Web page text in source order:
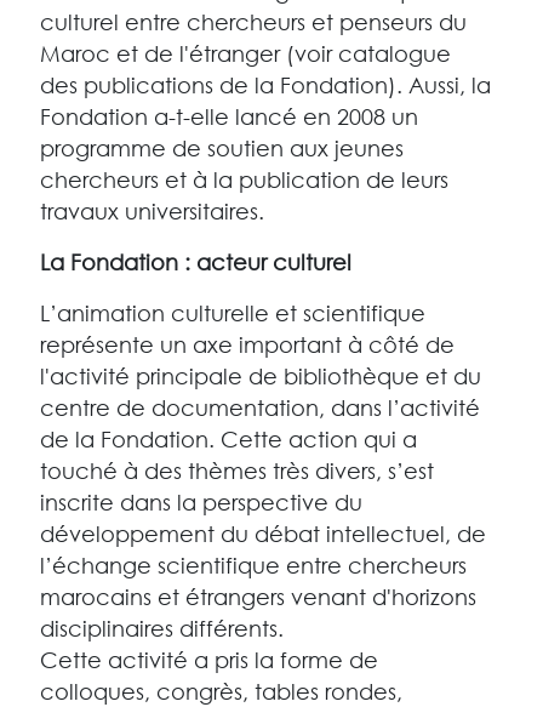
culturel entre chercheurs et penseurs du
Maroc et de l'étranger (voir catalogue
des publications de la Fondation). Aussi, la
Fondation a-t-elle lancé en 2008 un
programme de soutien aux jeunes
chercheurs et à la publication de leurs
travaux universitaires.
La Fondation : acteur culturel
L’animation culturelle et scientifique
représente un axe important à côté de
l'activité principale de bibliothèque et du
centre de documentation, dans l’activité
de la Fondation. Cette action qui a
touché à des thèmes très divers, s’est
inscrite dans la perspective du
développement du débat intellectuel, de
l’échange scientifique entre chercheurs
marocains et étrangers venant d'horizons
disciplinaires différents.
Cette activité a pris la forme de
colloques, congrès, tables rondes,